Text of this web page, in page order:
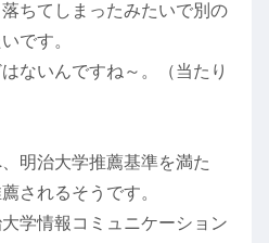
ちてしまったみたいで別の
です。
ないんですね～。（当たり
明治大学推薦基準を満た
されるそうです。
学情報コミュニケーション